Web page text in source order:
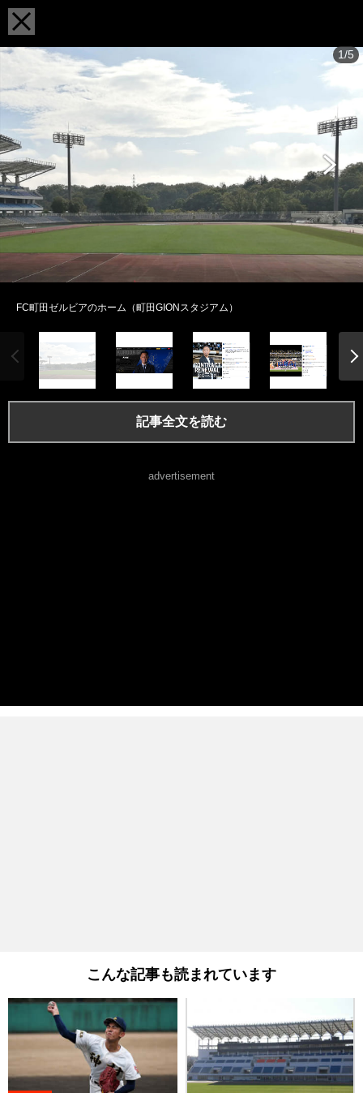
1/5
FC町田ゼルビアのホーム（町田GIONスタジアム）
記事全文を読む
advertisement
こんな記事も読まれています